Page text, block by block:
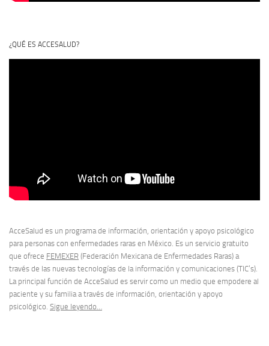
¿QUÉ ES ACCESALUD?
AcceSalud es un programa de información, orientación y apoyo psicológico
para personas con enfermedades raras en México. Es un servicio gratuito
que ofrece FEMEXER (Federación Mexicana de Enfermedades Raras) a
través de las nuevas tecnologías de la información y comunicaciones (TIC’s).
La principal función de AcceSalud es servir como un medio que empodere al
paciente y su familia a través de información, orientación y apoyo
psicológico. Sigue leyendo…